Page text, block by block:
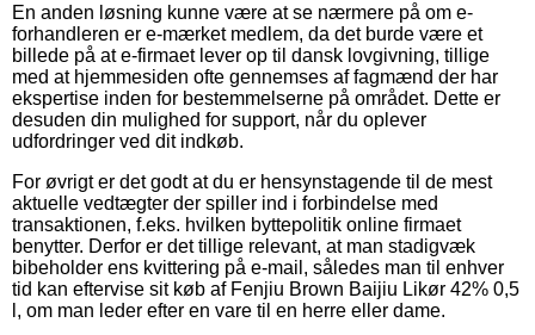
En anden løsning kunne være at se nærmere på om e-
forhandleren er e-mærket medlem, da det burde være et
billede på at e-firmaet lever op til dansk lovgivning, tillige
med at hjemmesiden ofte gennemses af fagmænd der har
ekspertise inden for bestemmelserne på området. Dette er
desuden din mulighed for support, når du oplever
udfordringer ved dit indkøb.
For øvrigt er det godt at du er hensynstagende til de mest
aktuelle vedtægter der spiller ind i forbindelse med
transaktionen, f.eks. hvilken byttepolitik online firmaet
benytter. Derfor er det tillige relevant, at man stadigvæk
bibeholder ens kvittering på e-mail, således man til enhver
tid kan eftervise sit køb af Fenjiu Brown Baijiu Likør 42% 0,5
l, om man leder efter en vare til en herre eller dame.